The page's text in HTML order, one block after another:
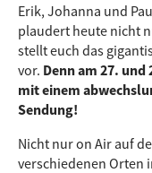
Erik, Johanna und
plaudert heute nicht
stellt euch das
vor. Denn am 27.
mit einem
Sendung!
Nicht nur on Air auf
verschiedenen Orten